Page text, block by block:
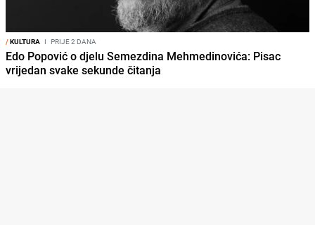
/KULTURA I PRIJE 2 DANA
Edo Popović o djelu Semezdina Mehmedinovića: Pisac
vrijedan svake sekunde čitanja